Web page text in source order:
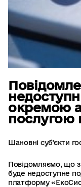
окремою
послугою
Шановні суб’єкти
Повідомляємо, що
буде недоступне
платформу